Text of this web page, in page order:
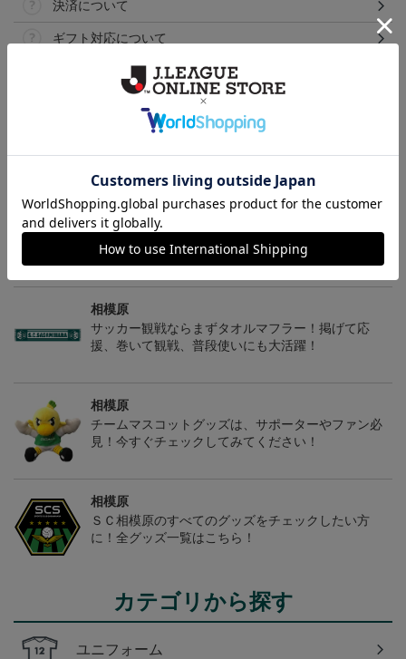
決済について
ギフト対応について
トピックス
相模原
コラボやメモリアルグッズなどクラブのレア商品を
お探しの方はこちらをチェック！
相模原
サッカー観戦ならまずタオルマフラー！掲げて応
援、巻いて観戦、普段使いにも大活躍！
相模原
チームマスコットグッズは、サポーターやファン必
見！今すぐチェックしてみてください！
相模原
ＳＣ相模原のすべてのグッズをチェックしたい方
に！全グッズ一覧はこちら！
カテゴリから探す
ユニフォーム